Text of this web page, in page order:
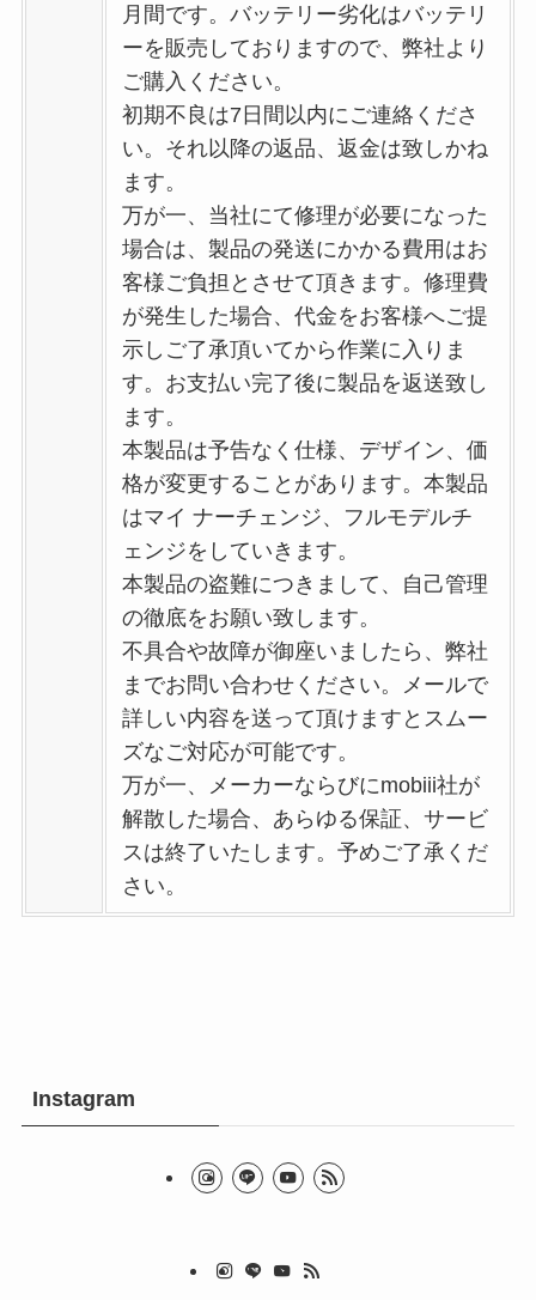
月間です。バッテリー劣化はバッテリ
ーを販売しておりますので、弊社より
ご購入ください。
初期不良は7日間以内にご連絡くださ
い。それ以降の返品、返金は致しかね
ます。
万が一、当社にて修理が必要になった
場合は、製品の発送にかかる費用はお
客様ご負担とさせて頂きます。修理費
が発生した場合、代金をお客様へご提
示しご了承頂いてから作業に入りま
す。お支払い完了後に製品を返送致し
ます。
本製品は予告なく仕様、デザイン、価
格が変更することがあります。本製品
はマイ ナーチェンジ、フルモデルチ
ェンジをしていきます。
本製品の盗難につきまして、自己管理
の徹底をお願い致します。
不具合や故障が御座いましたら、弊社
までお問い合わせください。メールで
詳しい内容を送って頂けますとスムー
ズなご対応が可能です。
万が一、メーカーならびにmobiii社が
解散した場合、あらゆる保証、サービ
スは終了いたします。予めご了承くだ
さい。
Instagram